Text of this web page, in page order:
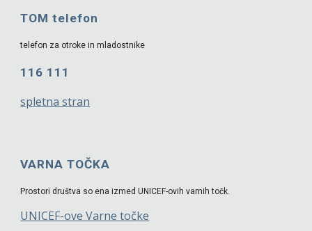
TOM telefon
telefon za otroke in mladostnike
116 111
spletna stran
VARNA TOČKA
Prostori društva so ena izmed UNICEF-ovih varnih točk.
UNICEF-ove Varne točke